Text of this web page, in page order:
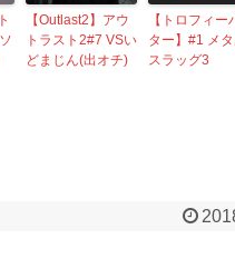
【Outlast2】アウ
トラスト2#7 VSい
どまじん(出オチ)
【トロフィー
ター】#1 メ
スラッグ3